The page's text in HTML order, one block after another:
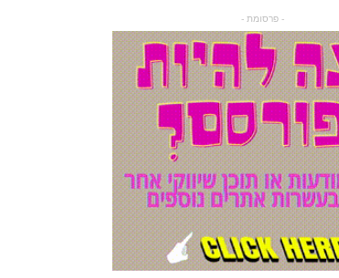
- פרסומת -